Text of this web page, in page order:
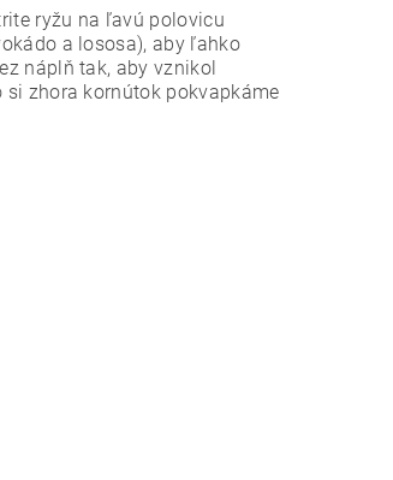
ryžu na ľavú polovicu
a lososa), aby ľahko
náplň tak, aby vznikol
zhora kornútok pokvapkáme